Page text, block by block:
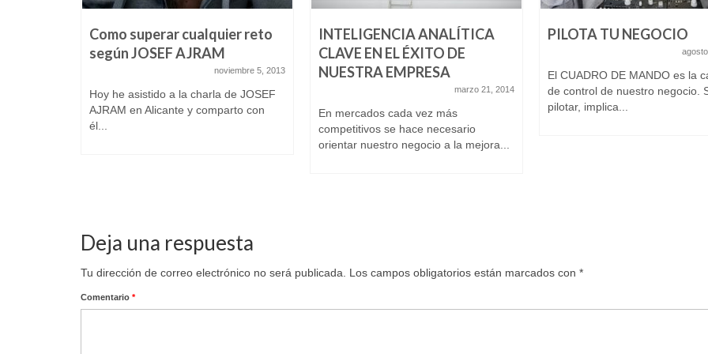
Como superar cualquier reto
según JOSEF AJRAM
noviembre 5, 2013
Hoy he asistido a la charla de JOSEF
AJRAM en Alicante y comparto con
él...
INTELIGENCIA ANALÍTICA
CLAVE EN EL ÉXITO DE
NUESTRA EMPRESA
marzo 21, 2014
En mercados cada vez más
competitivos se hace necesario
orientar nuestro negocio a la mejora...
PILOTA TU NEGOCIO
El CUADRO DE MANDO es la
de control de nuestro negocio.
pilotar, implica...
Deja una respuesta
Tu dirección de correo electrónico no será publicada. Los campos obligatorios están marcados con *
Comentario *